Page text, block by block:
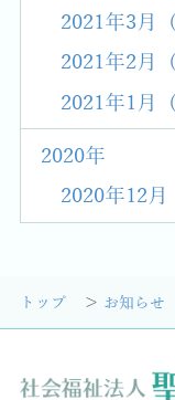
2021年3月
2021年2月
2021年1月
2020年
2020年12
トップ お知らせ